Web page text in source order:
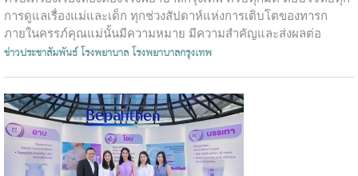
การดูแลเรื่องแม่และเด็ก ทุกช่วงสัปดาห์แห่งการเติบโตของทารก
ภายในครรภ์คุณแม่นั้นมีความหมาย มีความสำคัญและส่งผลต่อ
สุขภาพของคุณแม่และ...
ข่าวประชาสัมพันธ์โรงพยาบาลโรงพยาบาลกรุงเทพ